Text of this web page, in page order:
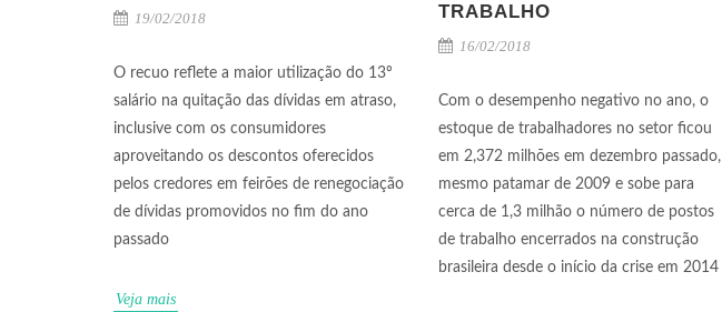
19/02/2018
O recuo reflete a maior utilização do 13º
salário na quitação das dívidas em atraso,
inclusive com os consumidores
aproveitando os descontos oferecidos
pelos credores em feirões de renegociação
de dívidas promovidos no fim do ano
passado
Veja mais
TRABALHO
16/02/2018
Com o desempenho negativo no ano, o
estoque de trabalhadores no setor ficou
em 2,372 milhões em dezembro passado,
mesmo patamar de 2009 e sobe para
cerca de 1,3 milhão o número de postos
de trabalho encerrados na construção
brasileira desde o início da crise em 2014